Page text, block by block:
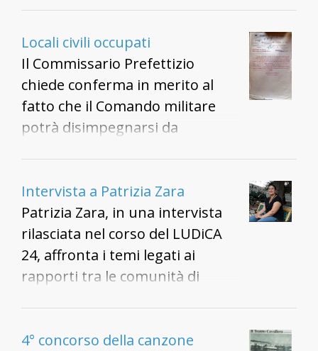
Locali civili occupati
Il Commissario Prefettizio
chiede conferma in merito al
fatto che il Comando militare
potrà disimpegnarsi da
precedentemente occupati; si
sottolinea che molti civili fanno
pressione al Comando per
poter ritornare nelle proprie
case dopo i bombardamenti
Intervista a Patrizia Zara
Patrizia Zara, in una intervista
rilasciata nel corso del LUDiCA
24, affronta i temi legati ai
rapporti tra le comunità di
museali
4° concorso della canzone